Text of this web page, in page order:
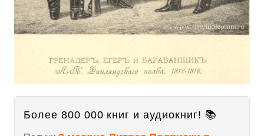
Более 800 000 книг и аудиокниг! 📚